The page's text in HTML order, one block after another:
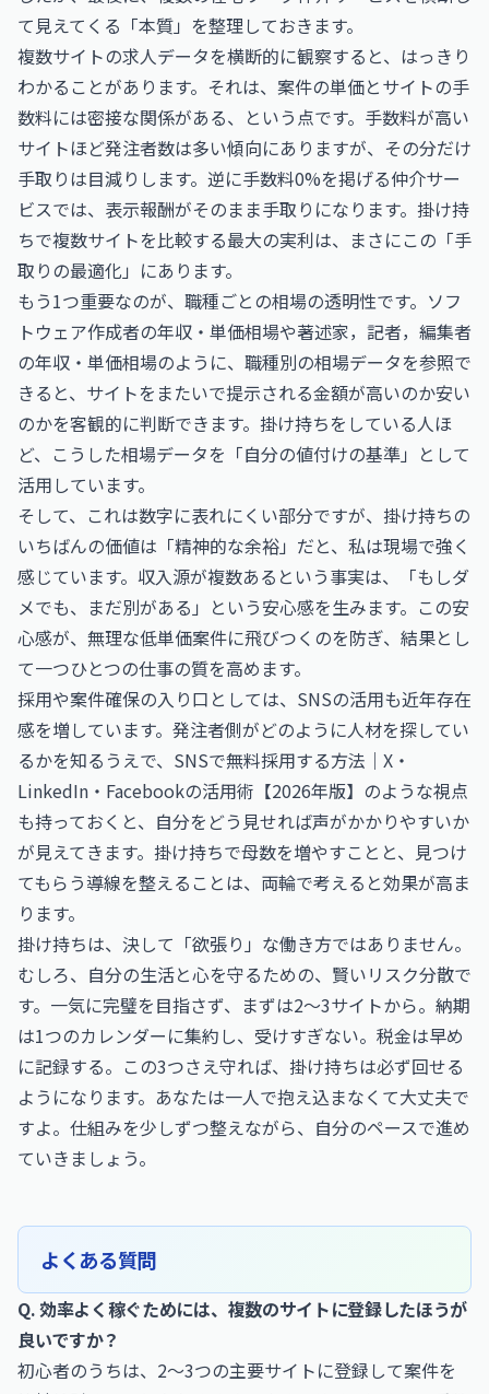
て見えてくる「本質」を整理しておきます。
複数サイトの求人データを横断的に観察すると、はっきり
わかることがあります。それは、案件の単価とサイトの手
数料には密接な関係がある、という点です。手数料が高い
サイトほど発注者数は多い傾向にありますが、その分だけ
手取りは目減りします。逆に手数料0%を掲げる仲介サー
ビスでは、表示報酬がそのまま手取りになります。掛け持
ちで複数サイトを比較する最大の実利は、まさにこの「手
取りの最適化」にあります。
もう1つ重要なのが、職種ごとの相場の透明性です。 ソフ
トウェア作成者の年収・単価相場や著述家，記者，編集者
の年収・単価相場のように、職種別の相場データを参照で
きると、サイトをまたいで提示される金額が高いのか安い
のかを客観的に判断できます。掛け持ちをしている人ほ
ど、こうした相場データを「自分の値付けの基準」として
活用しています。
そして、これは数字に表れにくい部分ですが、掛け持ちの
いちばんの価値は「精神的な余裕」だと、私は現場で強く
感じています。収入源が複数あるという事実は、「もしダ
メでも、まだ別がある」という安心感を生みます。この安
心感が、無理な低単価案件に飛びつくのを防ぎ、結果とし
て一つひとつの仕事の質を高めます。
採用や案件確保の入り口としては、SNSの活用も近年存在
感を増しています。発注者側がどのように人材を探してい
るかを知るうえで、 SNSで無料採用する方法｜X・
LinkedIn・Facebookの活用術【2026年版】 のような視点
も持っておくと、自分をどう見せれば声がかかりやすいか
が見えてきます。掛け持ちで母数を増やすことと、見つけ
てもらう導線を整えることは、両輪で考えると効果が高ま
ります。
掛け持ちは、決して「欲張り」な働き方ではありません。
むしろ、自分の生活と心を守るための、賢いリスク分散で
す。一気に完璧を目指さず、まずは2〜3サイトから。納期
は1つのカレンダーに集約し、受けすぎない。税金は早め
に記録する。この3つさえ守れば、掛け持ちは必ず回せる
ようになります。あなたは一人で抱え込まなくて大丈夫で
すよ。仕組みを少しずつ整えながら、自分のペースで進め
ていきましょう。
よくある質問
Q. 効率よく稼ぐためには、複数のサイトに登録したほうが
良いですか？
初心者のうちは、2〜3つの主要サイトに登録して案件を